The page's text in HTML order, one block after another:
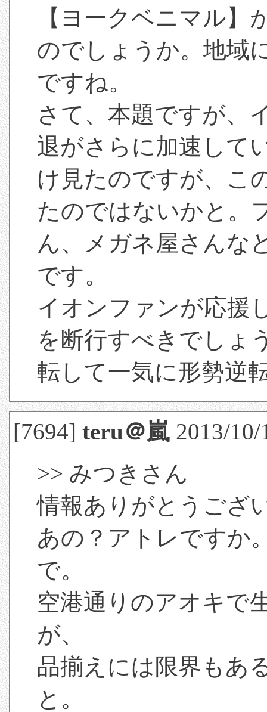
【ヨークベニマル】
のでしょうか。地域
ですね。
さて、本題ですが、
退がさらに加速して
け見たのですが、こ
たのではないかと。
ん、メガネ屋さんな
です。
イオンファンが応援
を断行すべきでしょ
転して一気に形勢逆
[7694]teru＠嵐 2013/
>> みつきさん
情報ありがとうござ
あの？アトレですか
で。
空港通りのアオキで
が、
品揃えには限界もあ
と。